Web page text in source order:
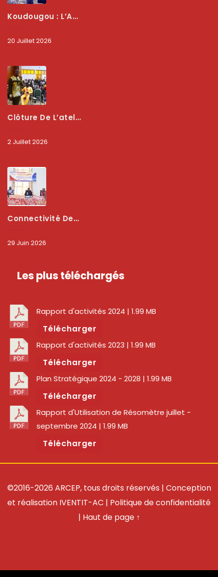
Koudougou : L’ARCEP Renforce Le Dialogue Avec Les Associations De Consommateurs Pour Mieux Protéger Les Usagers
20 Juillet 2026
Clôture De L’atelier National : L’ARCEP Et Les Collectivités Territoriales Consolident Leur Partenariat Pour Booster La Qualité Des Services Numériques
2 Juillet 2026
Connectivité Des Territoires : L’ARCEP Et Les Collectivités Territoriales Scellent Un Pacte Stratégique À Bobo-Dioulasso Pour Booster La Qualité Des Réseaux
29 Juin 2026
Les plus téléchargés
Rapport d'activités 2024 | 1.99 MB
Télécharger
Rapport d'activités 2023 | 1.99 MB
Télécharger
Plan Stratégique 2024 - 2028 | 1.99 MB
Télécharger
Rapport d'Utilisation de Résomètre juillet -
septembre 2024 | 1.99 MB
Télécharger
©2016-2026 ARCEP, tous droits réservés | Conception
et réalisation IVENTIT-AC | Politique de confidentialité
| Haut de page ↑